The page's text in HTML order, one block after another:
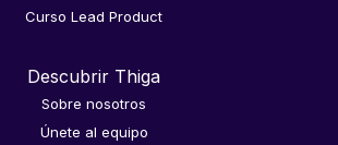
Curso Lead Product
Descubrir Thiga
Sobre nosotros
Únete al equipo